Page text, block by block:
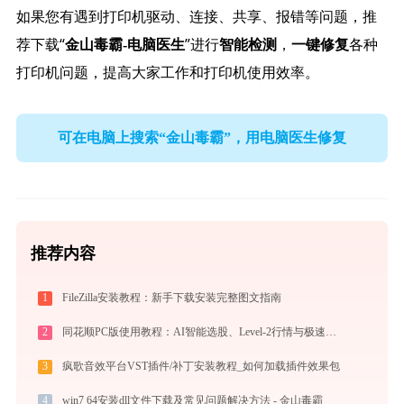
如果您有遇到打印机驱动、连接、共享、报错等问题，推
荐下载“金山毒霸-电脑医生”进行智能检测， 一键修复各种
打印机问题，提高大家工作和打印机使用效率。
可在电脑上搜索“金山毒霸”，用电脑医生修复
推荐内容
1 FileZilla安装教程：新手下载安装完整图文指南
2 同花顺PC版使用教程：AI智能选股、Level-2行情与极速交易一站式炒股指南
3 疯歌音效平台VST插件/补丁安装教程_如何加载插件效果包
4 win7 64安装dll文件下载及常见问题解决方法 - 金山毒霸